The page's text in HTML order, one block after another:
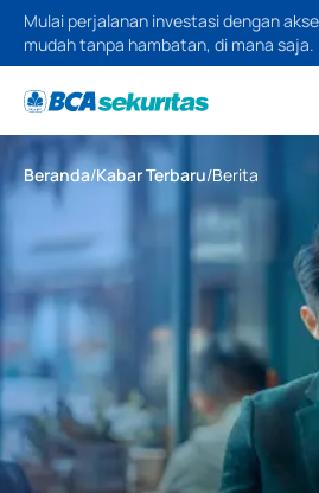
Mulai perjalanan investasi dengan
mudah tanpa hambatan, di mana saja.
Beranda/Kabar Terbaru/Berita